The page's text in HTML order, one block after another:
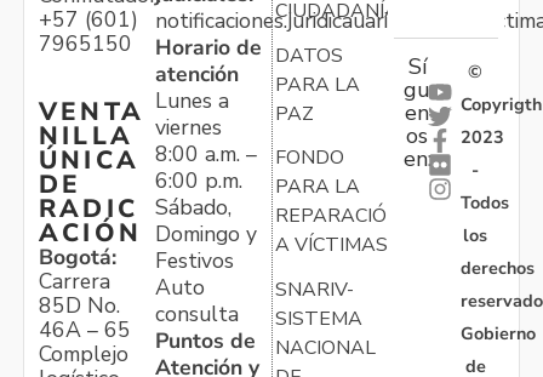
+57 (601)
7965150
VENTA
NILLA
ÚNICA
DE
RADIC
ACIÓN
Bogotá:
Carrera
85D No.
46A – 65
Complejo
Horario de
atención
Lunes a
viernes
8:00 a.m. –
6:00 p.m.
Sábado,
Domingo y
Festivos
Auto
consulta
Puntos de
Atención y
CIUDADANÍA
DATOS
PARA LA
PAZ
FONDO
PARA LA
REPARACIÓN
A VÍCTIMAS
SNARIV-
SISTEMA
NACIONAL
Sí
gu
en
os
en:
©
Copyrigth
2023
-
Todos
los
derechos
Gobierno
de